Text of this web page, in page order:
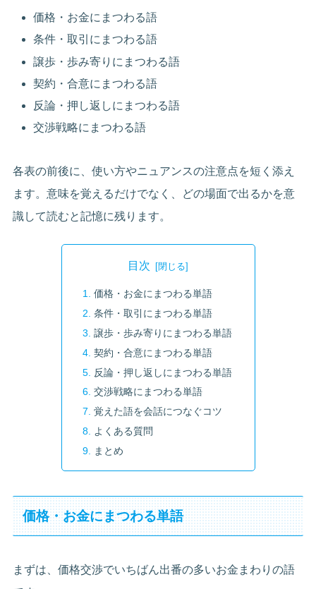
価格・お金にまつわる語
条件・取引にまつわる語
譲歩・歩み寄りにまつわる語
契約・合意にまつわる語
反論・押し返しにまつわる語
交渉戦略にまつわる語
各表の前後に、使い方やニュアンスの注意点を短く添え
ます。意味を覚えるだけでなく、どの場面で出るかを意
識して読むと記憶に残ります。
目次
価格・お金にまつわる単語
条件・取引にまつわる単語
譲歩・歩み寄りにまつわる単語
契約・合意にまつわる単語
反論・押し返しにまつわる単語
交渉戦略にまつわる単語
覚えた語を会話につなぐコツ
よくある質問
まとめ
価格・お金にまつわる単語
まずは、価格交渉でいちばん出番の多いお金まわりの語